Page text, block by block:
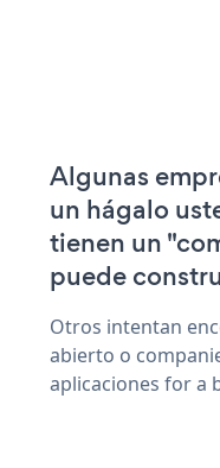
Algunas
un hágalo
tienen un
puede
Otros intentan
abierto o
aplicaciones for a